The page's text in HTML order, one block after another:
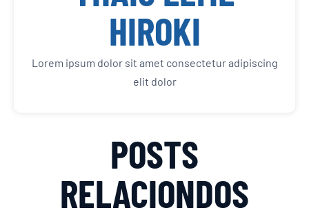
HIROKI
Lorem ipsum dolor sit amet consectetur adipiscing
elit dolor
POSTS
RELACIONDOS